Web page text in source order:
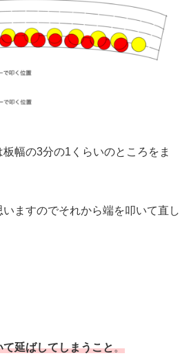
幅の3分の1くらいのところをま
ますのでそれから端を叩いて直し
延ばしてしまうこと。